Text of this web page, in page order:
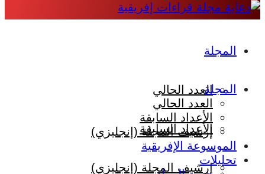
المجلة
العدد الحالي
الأعداد السابقة
إرشيف المجلة (إنجليزي)
المجلة
العدد الحالي
الأعداد السابقة
إرشيف المجلة (إنجليزي)
الموسوعة الإفريقية
تحليلات